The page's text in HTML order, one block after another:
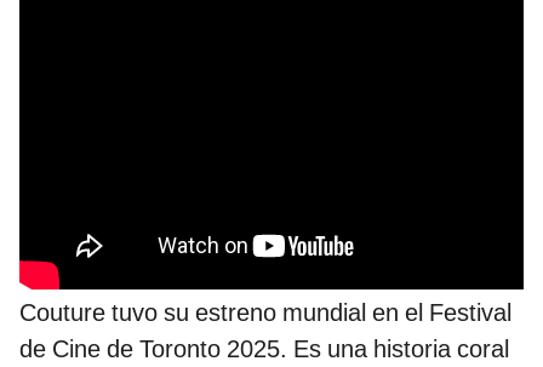
Couture tuvo su estreno mundial en el Festival
de Cine de Toronto 2025. Es una historia coral